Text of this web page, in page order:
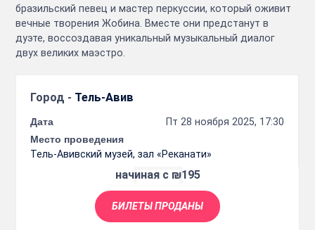
бразильский певец и мастер перкуссии, который оживит
вечные творения Жобина. Вместе они предстанут в
дуэте, воссоздавая уникальный музыкальный диалог
двух великих маэстро.
Город - Тель-Авив
Дата
Пт 28 ноября 2025, 17:30
Место проведения
Тель-Авивский музей, зал «Реканати»
начиная с ₪195
БИЛЕТЫ ПРОДАНЫ